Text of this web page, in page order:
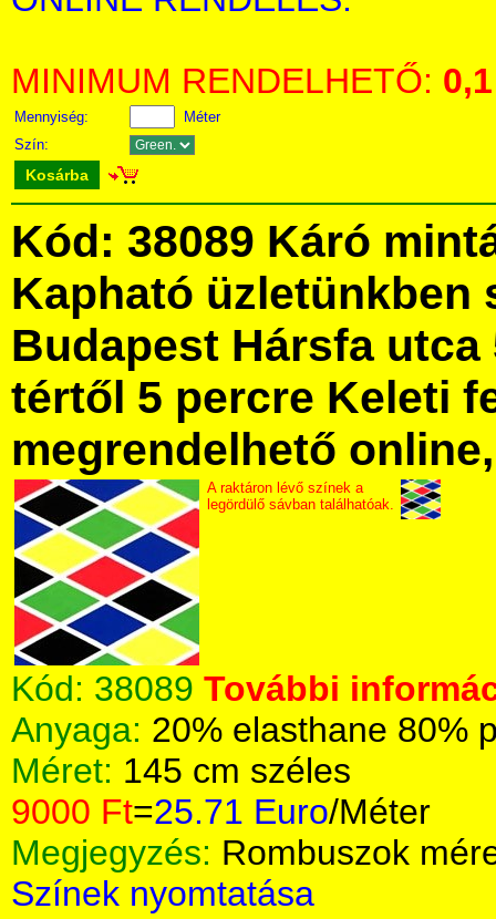
MINIMUM RENDELHETŐ: 0,1
Mennyiség:
Méter
Szín:
Kosárba
Kód: 38089 Káró
Kapható üzletünkben
Budapest Hársfa utca
tértől 5 percre Keleti
megrendelhető
A raktáron lévő színek a
legördülő sávban találhatóak.
Kód: 38089 További
Anyaga: 20% elasthane 80%
Méret: 145 cm széles
9000 Ft=25.71 Euro/Méter
Megjegyzés: Rombuszok
Színek nyomtatása